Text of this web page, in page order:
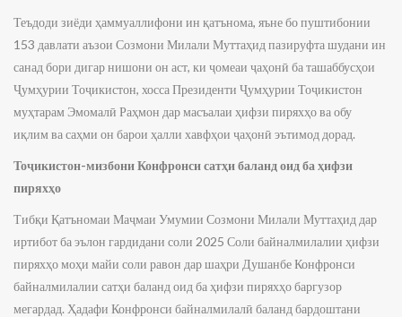
Теъдоди зиёди ҳаммуаллифони ин қатънома, яъне бо пуштибонии
153 давлати аъзои Созмони Милали Муттаҳид пазируфта шудани ин
санад бори дигар нишони он аст, ки ҷомеаи ҷаҳонӣ ба ташаббусҳои
Ҷумҳурии Тоҷикистон, хосса Президенти Ҷумҳурии Тоҷикистон
муҳтарам Эмомалӣ Раҳмон дар масъалаи ҳифзи пиряхҳо ва обу
иқлим ва саҳми он барои ҳалли хавфҳои ҷаҳонӣ эътимод дорад.
Тоҷикистон-мизбони Конфронси сатҳи баланд оид ба ҳифзи
пиряхҳо
Тибқи Қатъномаи Маҷмаи Умумии Созмони Милали Муттаҳид дар
иртибот ба эълон гардидани соли 2025 Соли байналмилалии ҳифзи
пиряхҳо моҳи майи соли равон дар шаҳри Душанбе Конфронси
байналмилалии сатҳи баланд оид ба ҳифзи пиряхҳо баргузор
мегардад. Ҳадафи Конфронси байналмилалӣ баланд бардоштани